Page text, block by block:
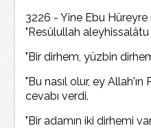
3226 - Yine Ebu Hüreyre
"Resûlullah
"Bir dirhem, yüzbin
"Bu nasıl olur, ey
cevabı verdi.
"Bir adamın iki dirhemi